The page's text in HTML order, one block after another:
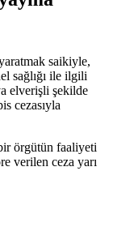
saikiyle,
sağlığı ile ilgili
elverişli şekilde
cezasıyla
örgütün faaliyeti
verilen ceza yarı